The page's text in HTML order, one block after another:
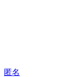
匿名